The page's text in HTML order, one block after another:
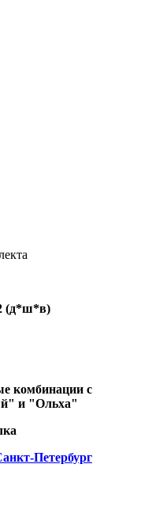
(д*ш*в)
комбинации с
и "Ольха"
Петербург